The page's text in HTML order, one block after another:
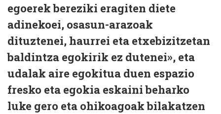
egoerek bereziki eragiten diete
adinekoei, osasun-arazoak
dituztenei, haurrei eta etxebizitzetan
baldintza egokirik ez dutenei», eta
udalak aire egokitua duen espazio
fresko eta egokia eskaini beharko
luke gero eta ohikoagoak bilakatzen